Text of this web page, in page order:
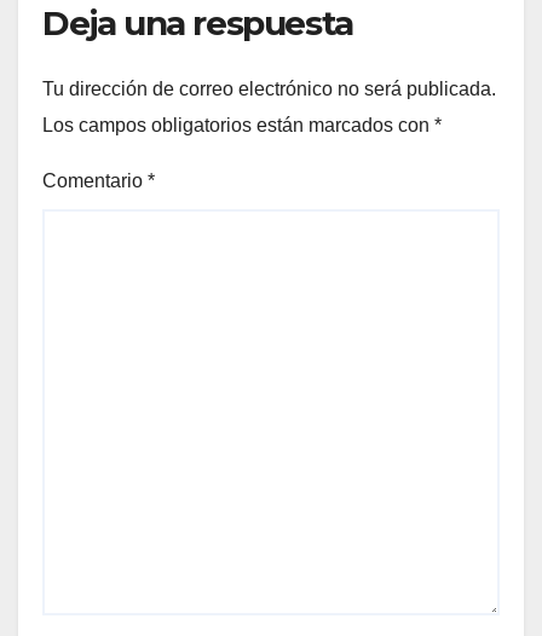
Deja una respuesta
Tu dirección de correo electrónico no será publicada.
Los campos obligatorios están marcados con *
Comentario *